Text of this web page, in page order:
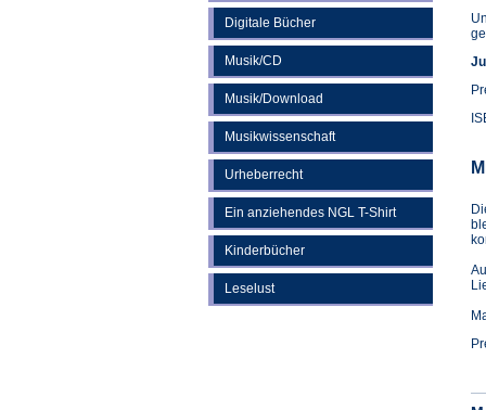
Digitale Bücher
Musik/CD
Musik/Download
Musikwissenschaft
Urheberrecht
Ein anziehendes NGL T-Shirt
Kinderbücher
Leselust